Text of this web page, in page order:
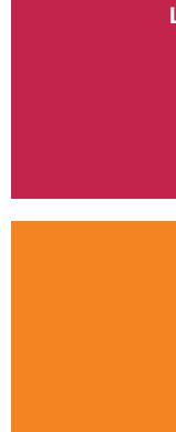
BASE
originales